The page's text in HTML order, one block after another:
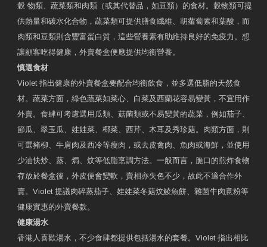
穀 物類、蔬菜類和肉類（或其代替品，如豆類）的食材。穀物類可提
供熱量和碳水化合物，蔬菜類可提供膳食纖維、胡蘿蔔素和葉酸，而
肉類和豆類則含豐富蛋白質，這些營養素有助維持良好的免疫力。想
讓顧客吃得健康，外賣餐盒便應提供均衡營養。
慎選食材
Violet 指出健康的外賣餐盒要配合均衡飲食，並多選低脂的天然食
材。蔬菜方面，綠色蔬菜如菜心、白菜及西蘭花容易變黃，不宜用作
外賣。食肆可考慮選用瓜類、菇菌類或不易變黃的蔬菜，例如茄子、
節瓜、翠玉瓜、娃娃菜、椰菜、西芹、木耳及秀珍菇。肉類方面，則
可選豬柳、牛肩肉及西冷等瘦肉，或去皮禽肉、魚肉或海鮮，並使用
少油快炒、蒸、焗、炆等低脂烹調方法。一般而言，脆口的煎炸食物
存放於餐盒後，外皮便會變軟，賣相亦失色不少，故此不適合作外
賣。Violet 提議肉碎蒸茄子、娃娃菜冬菇炆鯪魚餅、雜菌牛肉意粉等
健康實惠的外賣餐款。
健康湯水
香港人喜歡湯水，不少食肆都提供包括湯水的套餐。Violet 指出相比